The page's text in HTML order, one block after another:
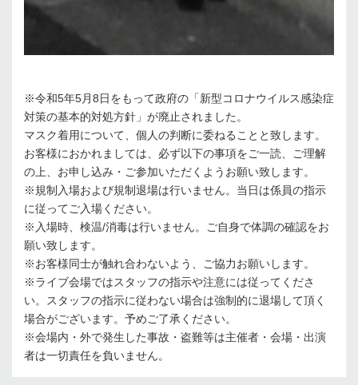
※令和5年5月8日をもって政府の「新型コロナウイルス感染症
対策の基本的対処方針」が廃止されました。
マスク着用について、個人の判断に委ねることと致します。
お客様におかれましては、必ず以下の事項をご一読、ご理解
の上、お申し込み・ご参加いただくようお願い致します。
※規制入場および規制退場は行いません。当日は係員の指示
に従ってご入場ください。
※入場時、検温/消毒は行いません。ご自身で体調の確認をお
願い致します。
※お客様同士が触れ合わないよう、ご協力お願いします。
※ライブ会場ではスタッフの指示や注意には従ってくださ
い。スタッフの指示に従わない場合は強制的に退場して頂く
場合がございます。予めご了承ください。
※会場内・外で発生した事故・盗難等は主催者・会場・出演
者は一切責任を負いません。